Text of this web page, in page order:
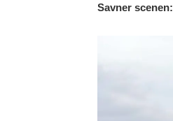
Savner scenen: